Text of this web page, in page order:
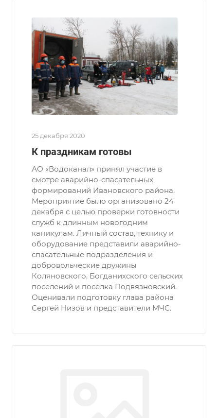
25 декабря 2020
К праздникам готовы
АО «Водоканал» принял участие в
смотре аварийно-спасательных
формирований Ивановского района.
Мероприятие было организовано 24
декабря с целью проверки готовности
служб к длинным новогодним
каникулам. Личный состав, технику и
оборудование представили аварийно-
спасательные подразделения и
добровольческие дружины
Коляновского, Богданихского сельских
поселений и поселка Подвязновский.
Оценивали подготовку глава района
Сергей Низов и представители МЧС.